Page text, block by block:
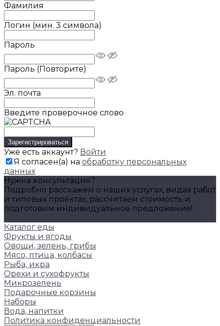
Фамилия
Логин (мин. 3 символа)
Пароль
Пароль (Повторите)
Эл. почта
Введите проверочное слово
Уже есть аккаунт? Войти
Я согласен(а) на обработку персональных
данных
Нужна консультация?
Подробно расскажем о наших услугах, видах работ
и типовых проектах, рассчитаем стоимость и
подготовим индивидуальное предложение!
Каталог еды
Фрукты и ягоды
Овощи, зелень, грибы
Мясо, птица, колбасы
Рыба, икра
Орехи и сухофрукты
Микрозелень
Подарочные корзины
Наборы
Вода, напитки
Политика конфиденциальности